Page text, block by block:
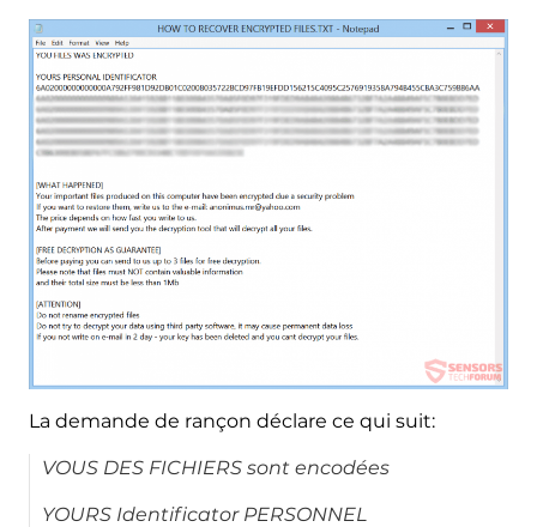
La demande de rançon déclare ce qui suit:
VOUS DES FICHIERS sont encodées
YOURS Identificator PERSONNEL